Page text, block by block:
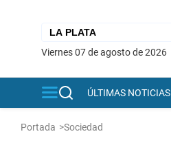
viernes 07 de agosto de 2026
ÚLTIMAS NOTICIAS
Portada >Sociedad